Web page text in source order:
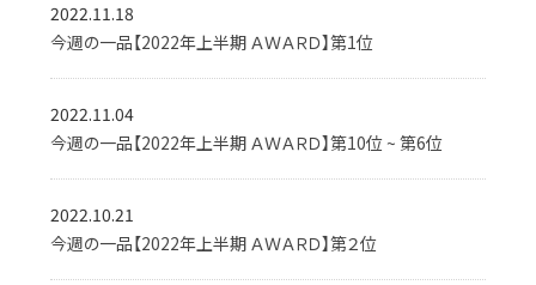
2022.11.18
今週の一品【2022年上半期 ＡＷＡＲＤ】第1位
2022.11.04
今週の一品【2022年上半期 ＡＷＡＲＤ】第10位 ~ 第6位
2022.10.21
今週の一品【2022年上半期 ＡＷＡＲＤ】第２位